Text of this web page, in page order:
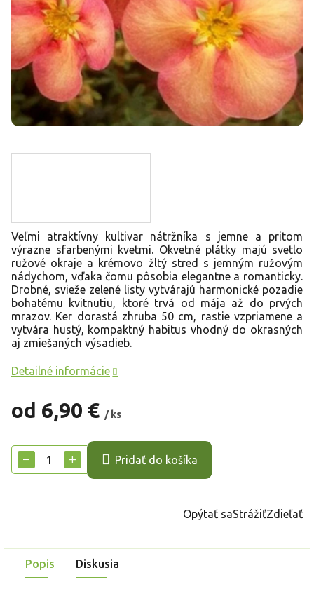
od 6,90 € / ks
cena:
+
− Pridať do košíka
Veľmi atraktívny kultivar nátržníka s jemne a pritom
výrazne sfarbenými kvetmi. Okvetné plátky majú svetlo
ružové okraje a krémovo žltý stred s jemným ružovým
nádychom, vďaka čomu pôsobia elegantne a romanticky.
Drobné, svieže zelené listy vytvárajú harmonické pozadie
bohatému kvitnutiu, ktoré trvá od mája až do prvých
mrazov. Ker dorastá zhruba 50 cm, rastie vzpriamene a
vytvára hustý, kompaktný habitus vhodný do okrasných
aj zmiešaných výsadieb.
Detailné informácie
Opýtať saStrážiťZdieľať
Popis Diskusia